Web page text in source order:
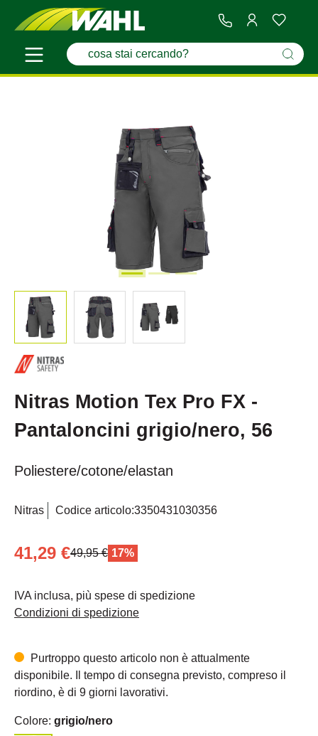
Nitras Motion Tex Pro FX -
Pantaloncini grigio/nero, 56
Poliestere/cotone/elastan
Nitras Codice articolo:3350431030356
41,29 €49,95 € 17%
IVA inclusa, più spese di spedizione
Condizioni di spedizione
Purtroppo questo articolo non è attualmente
disponibile. Il tempo di consegna previsto, compreso il
riordino, è di 9 giorni lavorativi.
Colore: grigio/nero